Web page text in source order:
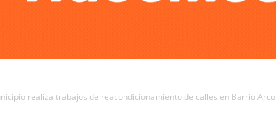
realiza trabajos de reacondicionamiento de calles en Barrio Arco